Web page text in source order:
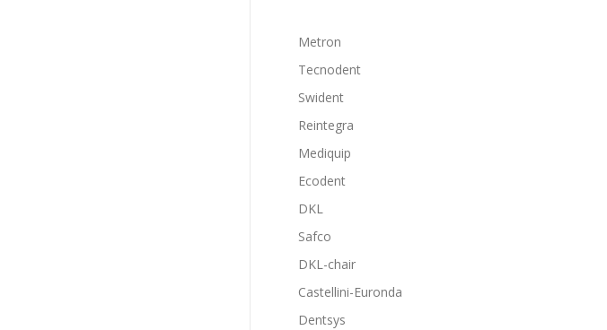
Metron
Tecnodent
Swident
Reintegra
Mediquip
Ecodent
DKL
Safco
DKL-chair
Castellini-Euronda
Dentsys